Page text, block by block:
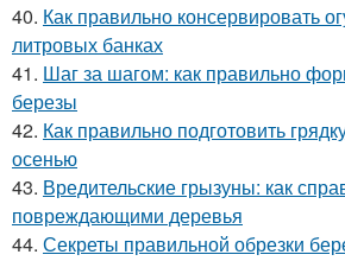
40. Как правильно консервировать
литровых банках
41. Шаг за шагом: как правильно
березы
42. Как правильно подготовить
осенью
43. Вредительские грызуны: как
повреждающими деревья
44. Секреты правильной обрезки